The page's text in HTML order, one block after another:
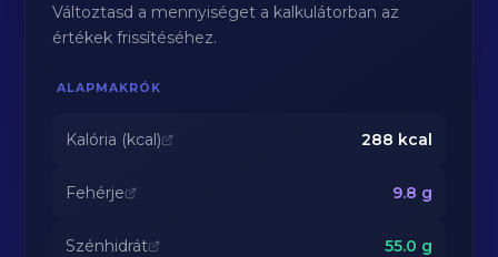
Változtasd a mennyiséget a kalkulátorban az
értékek frissítéséhez.
ALAPMAKRÓK
Kalória (kcal) 288 kcal
Fehérje 9.8 g
Szénhidrát 55.0 g